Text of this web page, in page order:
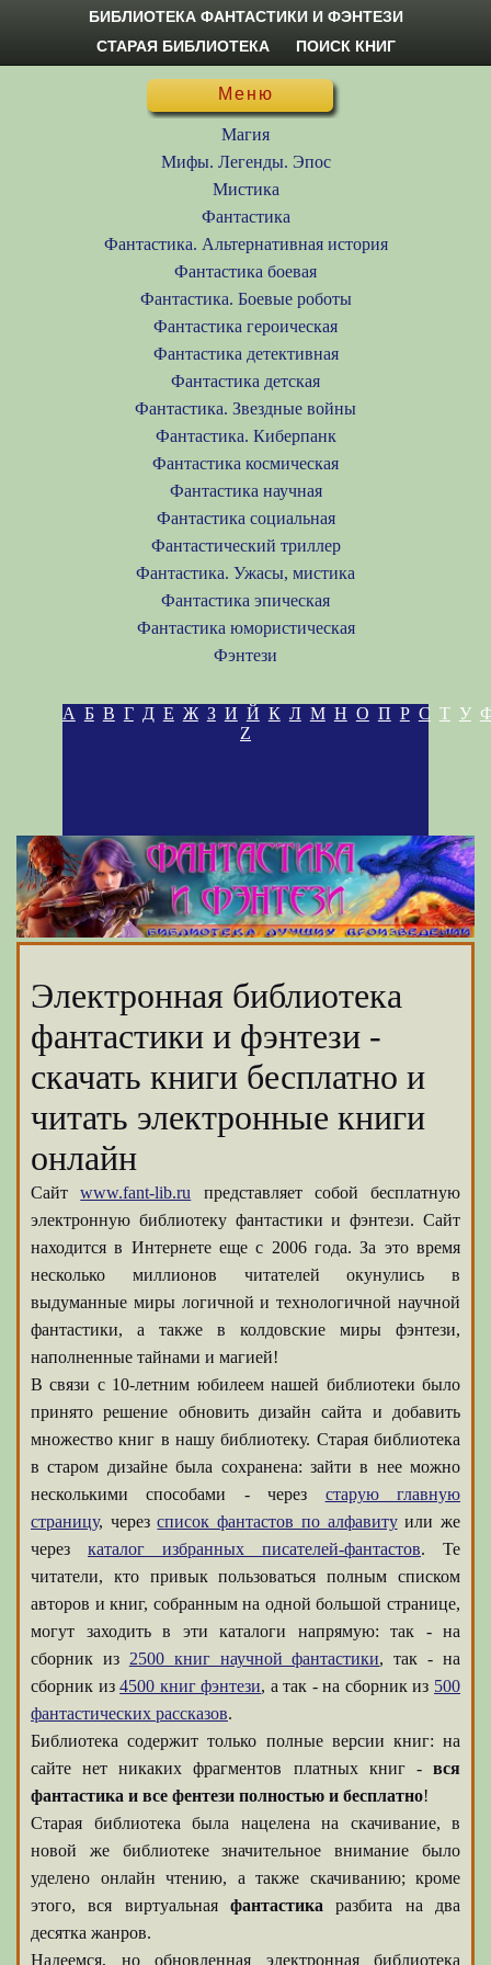
БИБЛИОТЕКА ФАНТАСТИКИ И ФЭНТЕЗИ
СТАРАЯ БИБЛИОТЕКА
ПОИСК КНИГ
Меню
Магия
Мифы. Легенды. Эпос
Мистика
Фантастика
Фантастика. Альтернативная история
Фантастика боевая
Фантастика. Боевые роботы
Фантастика героическая
Фантастика детективная
Фантастика детская
Фантастика. Звездные войны
Фантастика. Киберпанк
Фантастика космическая
Фантастика научная
Фантастика социальная
Фантастический триллер
Фантастика. Ужасы, мистика
Фантастика эпическая
Фантастика юмористическая
Фэнтези
А Б В Г Д Е Ж З И Й К Л М Н О П Р С Т У
Z
Электронная библиотека
фантастики и фэнтези -
скачать книги бесплатно и
читать электронные книги
онлайн
Сайтwww.fant-lib.ru представляет собой бесплатную
электронную библиотеку фантастики и фэнтези. Сайт
находится в Интернете еще с 2006 года. За это время
несколько миллионов читателей окунулись в
выдуманные миры логичной и технологичной научной
фантастики, а также в колдовские миры фэнтези,
наполненные тайнами и магией!
В связи с 10-летним юбилеем нашей библиотеки было
принято решение обновить дизайн сайта и добавить
множество книг в нашу библиотеку. Старая библиотека
в старом дизайне была сохранена: зайти в нее можно
несколькими способами - через старую главную
страницу, черезсписок фантастов по алфавитуили же
через каталог избранных писателей-фантастов. Те
читатели, кто привык пользоваться полным списком
авторов и книг, собранным на одной большой странице,
могут заходить в эти каталоги напрямую: так - на
сборник из 2500 книг научной фантастики, так - на
сборник из4500 книг фэнтези, а так - на сборник из 500
фантастических рассказов.
Библиотека содержит только полные версии книг: на
сайте нет никаких фрагментов платных книг - вся
фантастика и все фентези полностью и бесплатно!
Старая библиотека была нацелена на скачивание, в
новой же библиотеке значительное внимание было
уделено онлайн чтению, а также скачиванию; кроме
этого, вся виртуальная фантастика разбита на два
десятка жанров.
Надеемся, но обновленная электронная библиотека